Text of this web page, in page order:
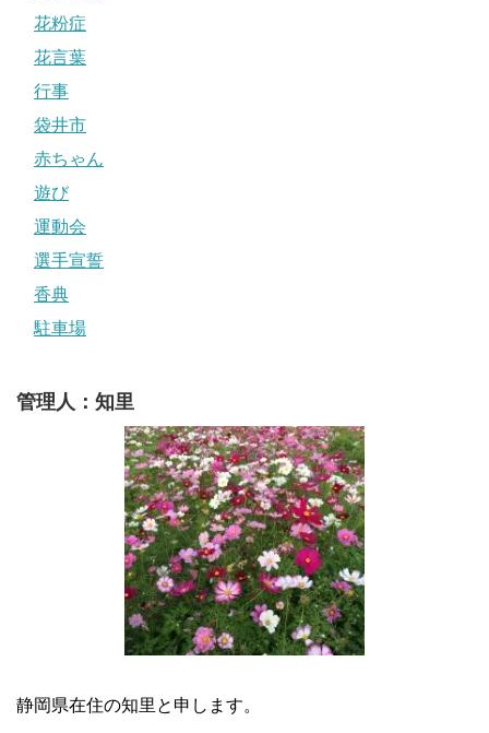
花粉症
花言葉
行事
袋井市
赤ちゃん
遊び
運動会
選手宣誓
香典
駐車場
管理人：知里
静岡県在住の知里と申します。